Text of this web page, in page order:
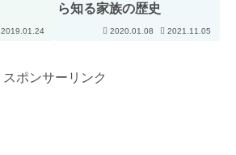
2019.01.24
ら知る家族の歴史
2020.01.08 2021.11.05
スポンサーリンク